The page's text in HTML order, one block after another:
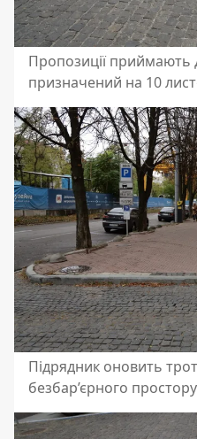
Пропозиції приймають
призначений на 10
Підрядник оновить
безбар’єрного простору